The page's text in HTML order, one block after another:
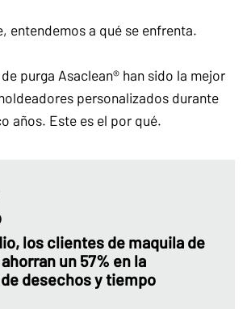
entendemos a qué se enfrenta.
purga Asaclean® han sido la mejor
personalizados durante
años. Este es el por qué.
los clientes de maquila de
un 57% en la
desechos y tiempo